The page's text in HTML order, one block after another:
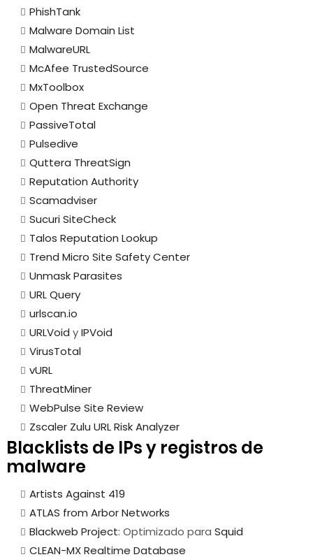
PhishTank
Malware Domain List
MalwareURL
McAfee TrustedSource
MxToolbox
Open Threat Exchange
PassiveTotal
Pulsedive
Quttera ThreatSign
Reputation Authority
Scamadviser
Sucuri SiteCheck
Talos Reputation Lookup
Trend Micro Site Safety Center
Unmask Parasites
URL Query
urlscan.io
URLVoid yIPVoid
VirusTotal
vURL
ThreatMiner
WebPulse Site Review
Zscaler Zulu URL Risk Analyzer
Blacklists de IPs y registros de
malware
Artists Against 419
ATLAS from Arbor Networks
Blackweb Project: Optimizado para Squid
CLEAN-MX Realtime Database